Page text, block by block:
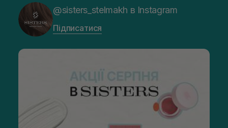
@sisters_stelmakh в Instagram
Підписатися